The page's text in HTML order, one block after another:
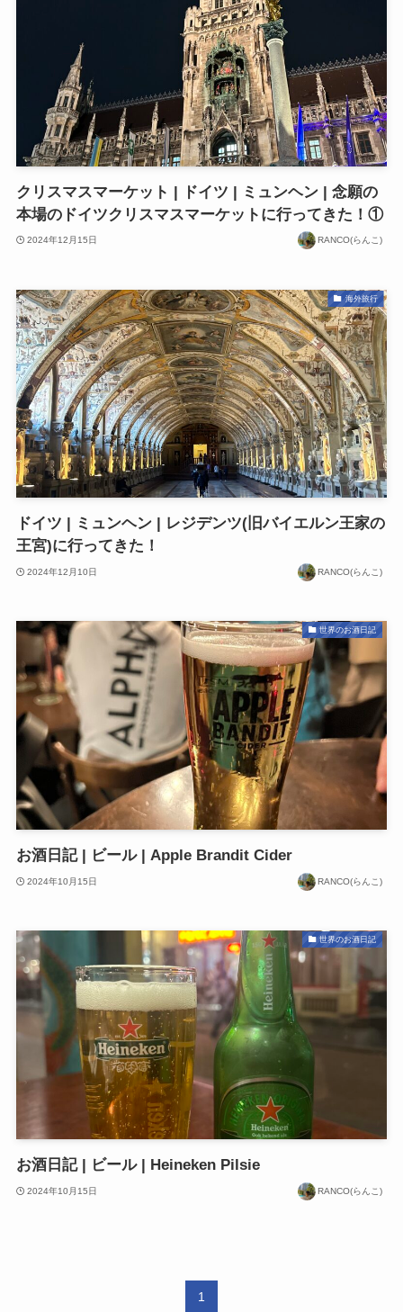
クリスマスマーケット | ドイツ | ミュンヘン | 念願の
本場のドイツクリスマスマーケットに行ってきた！①
2024年12月15日 RANCO(らんこ)
海外旅行
ドイツ | ミュンヘン | レジデンツ(旧バイエルン王家の
王宮)に行ってきた！
2024年12月10日 RANCO(らんこ)
世界のお酒日記
お酒日記 | ビール | Apple Brandit Cider
2024年10月15日 RANCO(らんこ)
世界のお酒日記
お酒日記 | ビール | Heineken Pilsie
2024年10月15日 RANCO(らんこ)
1